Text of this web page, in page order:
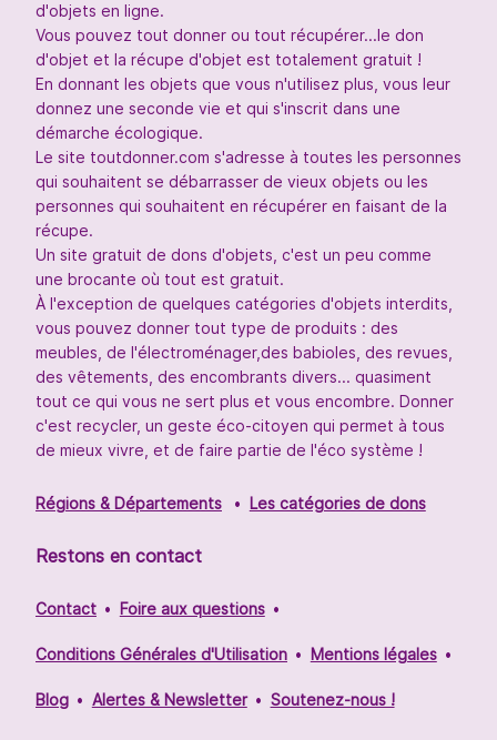
d'objets en ligne.
Vous pouvez tout donner ou tout récupérer...le don
d'objet et la récupe d'objet est totalement gratuit !
En donnant les objets que vous n'utilisez plus, vous leur
donnez une seconde vie et qui s'inscrit dans une
démarche écologique.
Le site toutdonner.com s'adresse à toutes les personnes
qui souhaitent se débarrasser de vieux objets ou les
personnes qui souhaitent en récupérer en faisant de la
récupe.
Un site gratuit de dons d'objets, c'est un peu comme
une brocante où tout est gratuit.
À l'exception de quelques catégories d'objets interdits,
vous pouvez donner tout type de produits : des
meubles, de l'électroménager,des babioles, des revues,
des vêtements, des encombrants divers... quasiment
tout ce qui vous ne sert plus et vous encombre. Donner
c'est recycler, un geste éco-citoyen qui permet à tous
de mieux vivre, et de faire partie de l'éco système !
Régions & Départements Les catégories de dons
Restons en contact
Contact Foire aux questions
Conditions Générales d'Utilisation Mentions légales
Blog Alertes & Newsletter Soutenez-nous !